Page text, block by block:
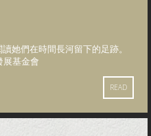
她們在時間長河留下的足跡。
展基金會
READ